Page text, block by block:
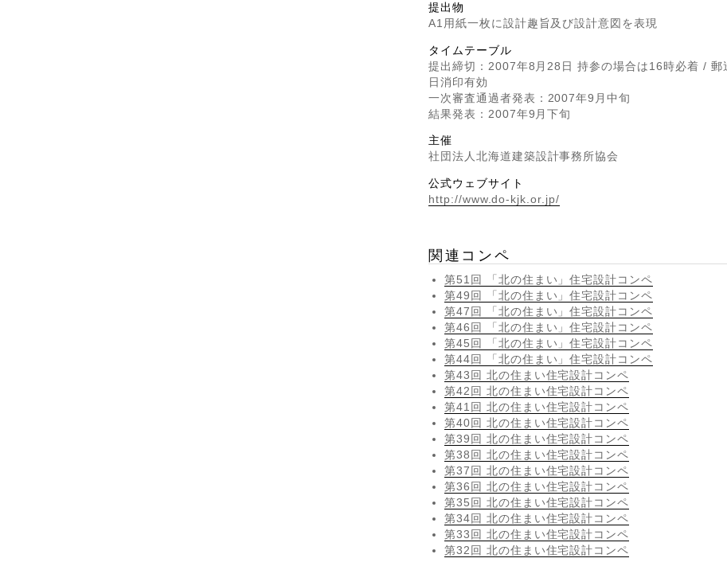
提出物
A1用紙一枚に設計趣旨及び設計意図を表現
タイムテーブル
提出締切：2007年8月28日 持参の場合は16時必着 / 郵
日消印有効
一次審査通過者発表：2007年9月中旬
結果発表：2007年9月下旬
主催
社団法人北海道建築設計事務所協会
公式ウェブサイト
http://www.do-kjk.or.jp/
関連コンペ
第51回 「北の住まい」住宅設計コンペ
第49回 「北の住まい」住宅設計コンペ
第47回 「北の住まい」住宅設計コンペ
第46回 「北の住まい」住宅設計コンペ
第45回 「北の住まい」住宅設計コンペ
第44回 「北の住まい」住宅設計コンペ
第43回 北の住まい住宅設計コンペ
第42回 北の住まい住宅設計コンペ
第41回 北の住まい住宅設計コンペ
第40回 北の住まい住宅設計コンペ
第39回 北の住まい住宅設計コンペ
第38回 北の住まい住宅設計コンペ
第37回 北の住まい住宅設計コンペ
第36回 北の住まい住宅設計コンペ
第35回 北の住まい住宅設計コンペ
第34回 北の住まい住宅設計コンペ
第33回 北の住まい住宅設計コンペ
第32回 北の住まい住宅設計コンペ